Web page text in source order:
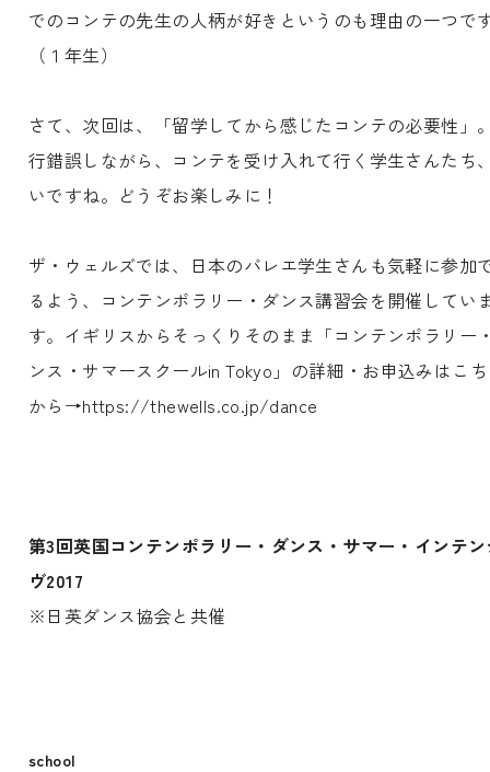
でのコンテの先生の人柄が好きというのも理由の一つで
（１年生）
さて、次回は、「留学してから感じたコンテの必要性」
行錯誤しながら、コンテを受け入れて行く学生さんたち
いですね。どうぞお楽しみに！
ザ・ウェルズでは、日本のバレエ学生さんも気軽に参加
るよう、コンテンポラリー・ダンス講習会を開催してい
す。イギリスからそっくりそのまま「コンテンポラリー
ンス・サマースクールin Tokyo」の詳細・お申込みはこ
から→https://thewells.co.jp/dance
第3回英国コンテンポラリー・ダンス・サマー・インテ
ヴ2017
※日英ダンス協会と共催
school